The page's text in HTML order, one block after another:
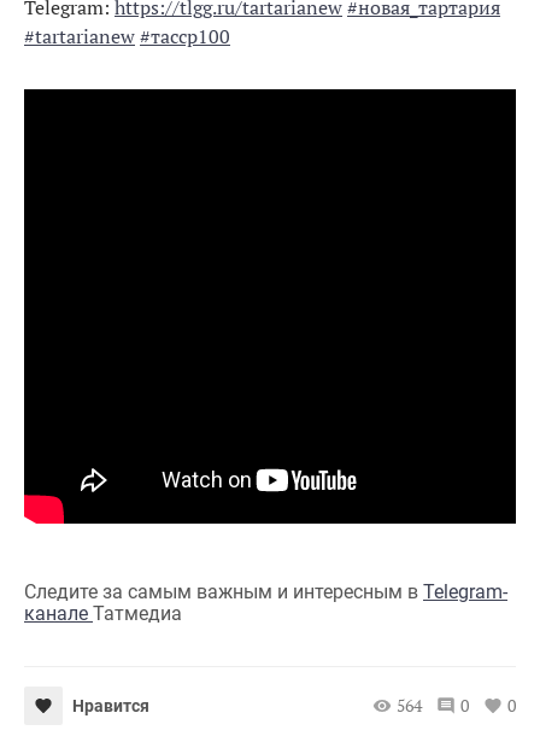
Telegram: https://tlgg.ru/tartarianew#новая_тартария
#tartarianew#тасср100
Следите за самым важным и интересным в Telegram-
канале Татмедиа
Нравится 564 0 0